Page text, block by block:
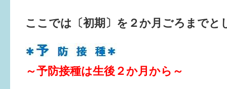
ここでは〔初期〕を２か月ごろまでと
～予防接種は生後２か月から～
ワンポイント英会話
ソーシャルメディア
すまいるサポート行事案内